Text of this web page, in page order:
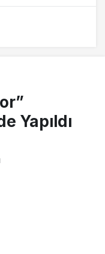
Yapıldı